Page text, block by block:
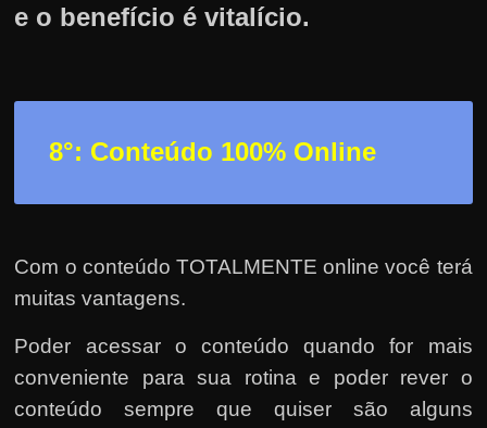
e o benefício é vitalício.
8°: Conteúdo 100% Online
Com o conteúdo TOTALMENTE online você terá
muitas vantagens.
Poder acessar o conteúdo quando for mais
conveniente para sua rotina e poder rever o
conteúdo sempre que quiser são alguns